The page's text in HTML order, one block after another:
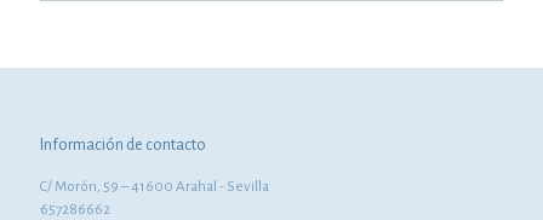
Información de contacto
C/ Morón, 59 – 41600 Arahal - Sevilla
657286662